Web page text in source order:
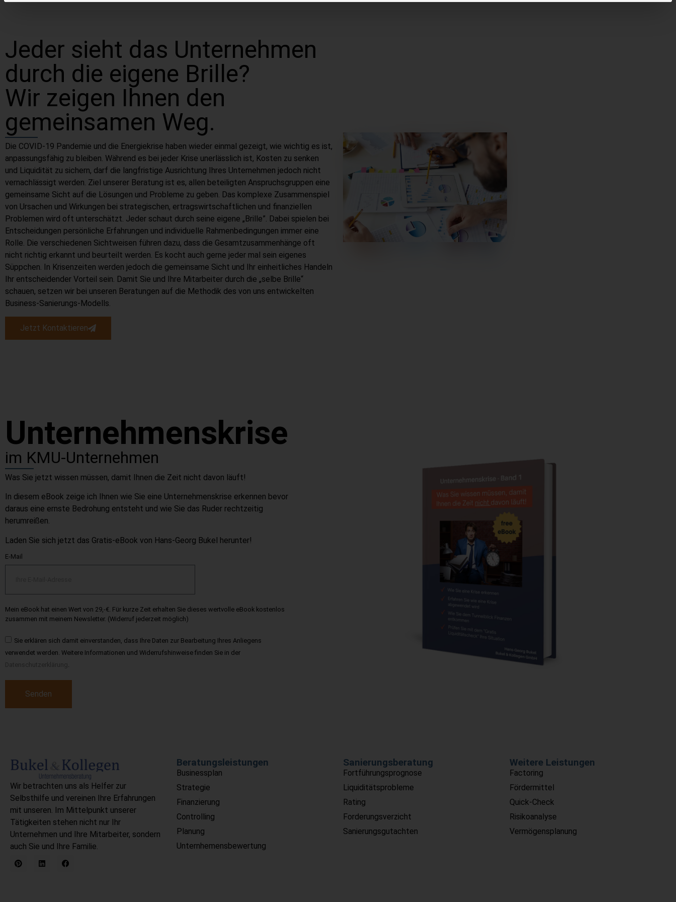
Jeder sieht das Unternehmen
durch die eigene Brille?
Wir zeigen Ihnen den
gemeinsamen Weg.
Die COVID-19 Pandemie und die Energiekrise haben wieder einmal gezeigt, wie wichtig es ist,
anpassungsfähig zu bleiben. Während es bei jeder Krise unerlässlich ist, Kosten zu senken
und Liquidität zu sichern, darf die langfristige Ausrichtung Ihres Unternehmen jedoch nicht
vernachlässigt werden. Ziel unserer Beratung ist es, allen beteiligten Anspruchsgruppen eine
gemeinsame Sicht auf die Lösungen und Probleme zu geben. Das komplexe Zusammenspiel
von Ursachen und Wirkungen bei strategischen, ertragswirtschaftlichen und finanziellen
Problemen wird oft unterschätzt. Jeder schaut durch seine eigene „Brille”. Dabei spielen bei
Entscheidungen persönliche Erfahrungen und individuelle Rahmenbedingungen immer eine
Rolle. Die verschiedenen Sichtweisen führen dazu, dass die Gesamtzusammenhänge oft
nicht richtig erkannt und beurteilt werden. Es kocht auch gerne jeder mal sein eigenes
Süppchen. In Krisenzeiten werden jedoch die gemeinsame Sicht und Ihr einheitliches Handeln
Ihr entscheidender Vorteil sein. Damit Sie und Ihre Mitarbeiter durch die „selbe Brille“
schauen, setzen wir bei unseren Beratungen auf die Methodik des von uns entwickelten
Business-Sanierungs-Modells.
Jetzt Kontaktieren
Unternehmenskrise
im KMU-Unternehmen
Was Sie jetzt wissen müssen, damit Ihnen die Zeit nicht davon läuft!
In diesem eBook zeige ich Ihnen wie Sie eine Unternehmenskrise erkennen bevor
daraus eine ernste Bedrohung entsteht und wie Sie das Ruder rechtzeitig
herumreißen.
Laden Sie sich jetzt das Gratis-eBook von Hans-Georg Bukel herunter!
E-Mail
Mein eBook hat einen Wert von 29,-€. Für kurze Zeit erhalten Sie dieses wertvolle eBook kostenlos
zusammen mit meinem Newsletter. (Widerruf jederzeit möglich)
Sie erklären sich damit einverstanden, dass Ihre Daten zur Bearbeitung Ihres Anliegens
verwendet werden. Weitere Informationen und Widerrufshinweise finden Sie in der
Senden
Wir betrachten uns als Helfer zur
Selbsthilfe und vereinen Ihre Erfahrungen
mit unseren. Im Mittelpunkt unserer
Tätigkeiten stehen nicht nur Ihr
Unternehmen und Ihre Mitarbeiter, sondern
auch Sie und Ihre Familie.
Beratungsleistungen
Businessplan
Strategie
Finanzierung
Controlling
Planung
Unternhemensbewertung
Sanierungsberatung
Fortführungsprognose
Liquiditätsprobleme
Rating
Forderungsverzicht
Sanierungsgutachten
Weitere Leistungen
Factoring
Fördermittel
Quick-Check
Risikoanalyse
Vermögensplanung